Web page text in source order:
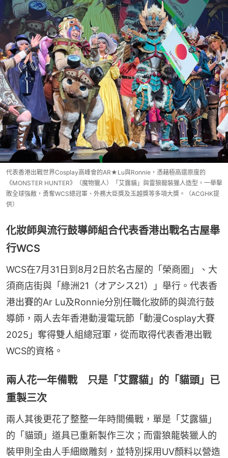
代表香港出戰世界Cosplay高峰會的AR★Lu與Ronnie，憑藉極高還原度的
《MONSTER HUNTER》（魔物獵人）「艾露貓」與雷狼龍裝獵人造型，一舉擊
敗全球強敵，勇奪WCS總冠軍、外務大臣獎及玉越獎等多項大獎。（ACGHK提
供）
化妝師與流行鼓導師組合代表香港出戰名古屋舉
行WCS
WCS在7月31日到8月2日於名古屋的「榮商圈」、大
須商店街與「綠洲21（オアシス21）」舉行。代表香
港出賽的Ar Lu及Ronnie分別任職化妝師的與流行鼓
導師，兩人去年香港動漫電玩節「動漫Cosplay大賽
2025」奪得雙人組總冠軍，從而取得代表香港出戰
WCS的資格。
兩人花一年備戰 只是「艾露貓」的「貓頭」已
重製三次
兩人其後更花了整整一年時間備戰，單是「艾露貓」
的「貓頭」道具已重新製作三次；而雷狼龍裝獵人的
裝甲則全由人手細緻雕刻，並特別採用UV顏料以營造